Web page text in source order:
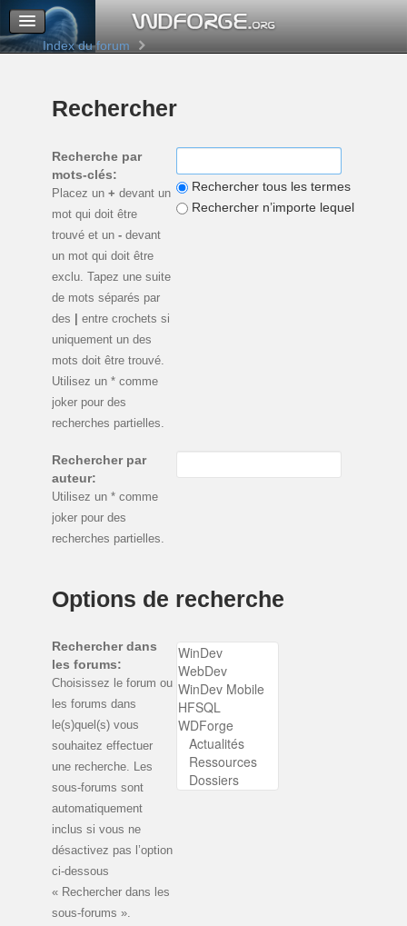
M’enregistrer
Connexion
Index du forum
Rechercher
Recherche par
mots-clés:
Placez un + devant un
mot qui doit être
trouvé et un -devant
un mot qui doit être
exclu. Tapez une suite
de mots séparés par
des
entre crochets si
uniquement un des
mots doit être trouvé.
Utilisez un * comme
joker pour des
recherches partielles.
Rechercher tous les termes
Rechercher n’importe lequel de ces
Rechercher par
auteur:
Utilisez un * comme
joker pour des
recherches partielles.
Options de recherche
Rechercher dans
les forums:
Choisissez le forum ou
les forums dans
le(s)quel(s) vous
souhaitez effectuer
une recherche. Les
sous-forums sont
automatiquement
inclus si vous ne
désactivez pas l’option
ci-dessous
« Rechercher dans les
sous-forums ».